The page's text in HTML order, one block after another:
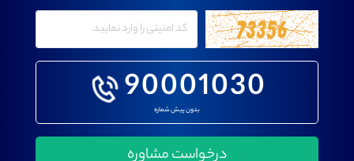
90001030
بدون پیش شماره